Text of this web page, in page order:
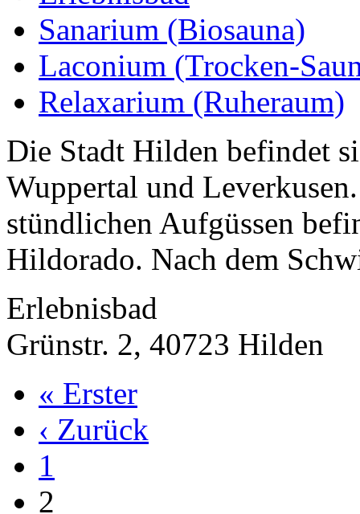
Sanarium (Biosauna)
Laconium (Trocken-
Relaxarium (Ruheraum)
Die Stadt Hilden befindet
Wuppertal und
stündlichen Aufgüssen
Hildorado. Nach dem
Erlebnisbad
Grünstr. 2, 40723 Hilden
« Erster
‹ Zurück
1
2